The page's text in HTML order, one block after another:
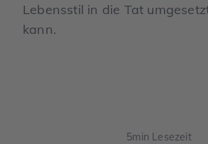
Lebensstil in die Tat
kann.
5min Lesezeit